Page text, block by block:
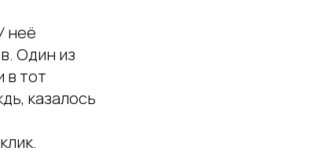
неё
Один из
в тот
казалось